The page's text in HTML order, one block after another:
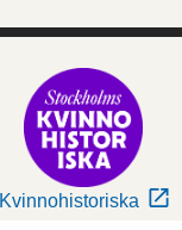
Kvinnohistoriska